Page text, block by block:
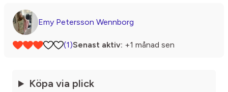
Emy Petersson Wennborg
(1)Senast aktiv: +1 månad sen
Köpa via plick